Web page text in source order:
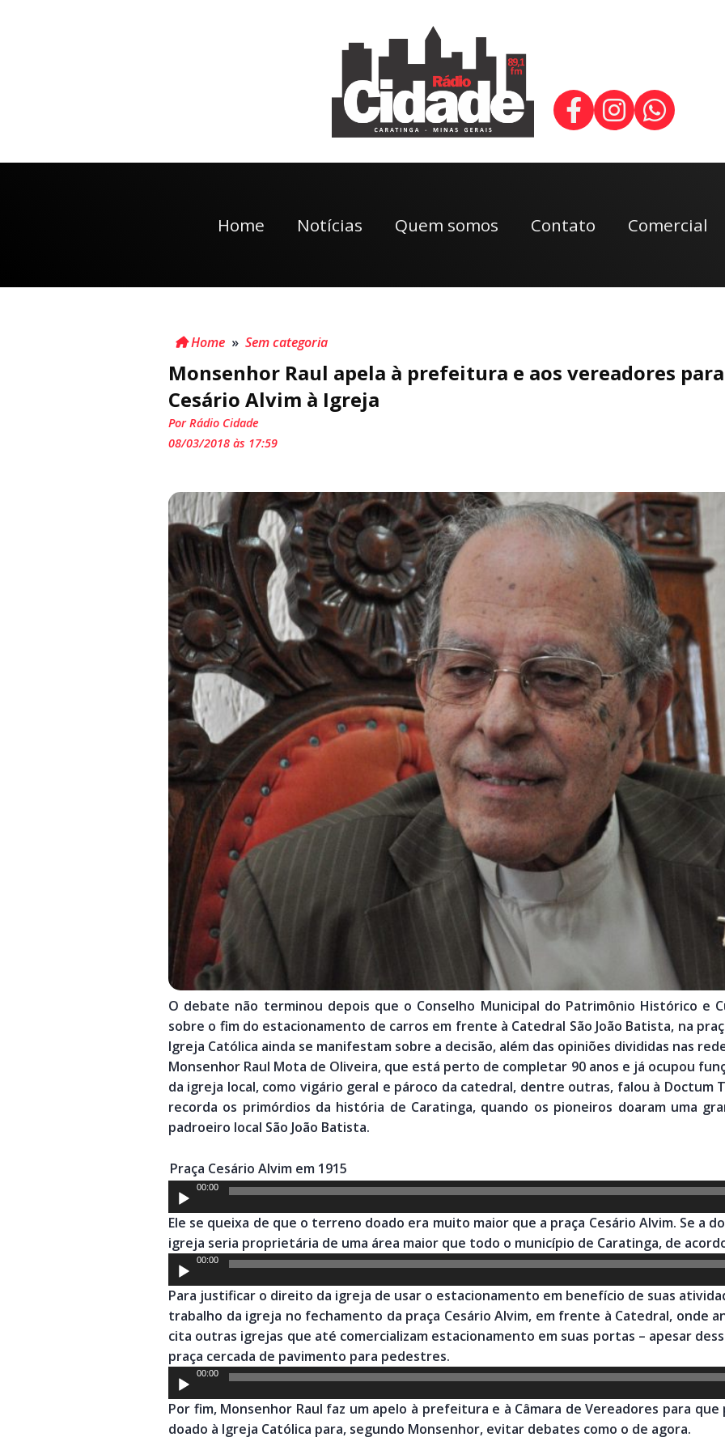
Home Notícias Quem somos Contato Comercial
Home » Sem categoria
Monsenhor Raul apela à prefeitura e aos vereadores
Cesário Alvim à Igreja
Por Rádio Cidade
08/03/2018 às 17:59
O debate não terminou depois que o Conselho Municipal do Patrimônio Histórico e
sobre o fim do estacionamento de carros em frente à Catedral São João Batista, na
Igreja Católica ainda se manifestam sobre a decisão, além das opiniões divididas nas
Monsenhor Raul Mota de Oliveira, que está perto de completar 90 anos e já ocupou
da igreja local, como vigário geral e pároco da catedral, dentre outras, falou à Doctum
recorda os primórdios da história de Caratinga, quando os pioneiros doaram uma
padroeiro local São João Batista.
Praça Cesário Alvim em 1915
Tocador
de
áudio
00:00
Ele se queixa de que o terreno doado era muito maior que a praça Cesário Alvim. Se a
igreja seria proprietária de uma área maior que todo o município de Caratinga, de
Tocador
de
áudio
00:00
Para justificar o direito da igreja de usar o estacionamento em benefício de suas
trabalho da igreja no fechamento da praça Cesário Alvim, em frente à Catedral, onde
cita outras igrejas que até comercializam estacionamento em suas portas – apesar
praça cercada de pavimento para pedestres.
Tocador
de
áudio
00:00
Por fim, Monsenhor Raul faz um apelo à prefeitura e à Câmara de Vereadores para
doado à Igreja Católica para, segundo Monsenhor, evitar debates como o de agora.